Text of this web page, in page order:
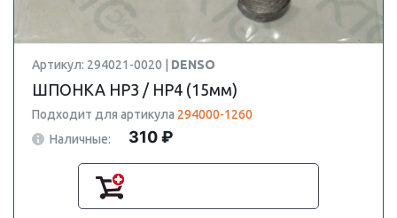
Артикул: 294021-0020 | DENSO
ШПОНКА HP3 / HP4 (15мм)
Подходит для артикула 294000-1260
Наличные:
310 ₽